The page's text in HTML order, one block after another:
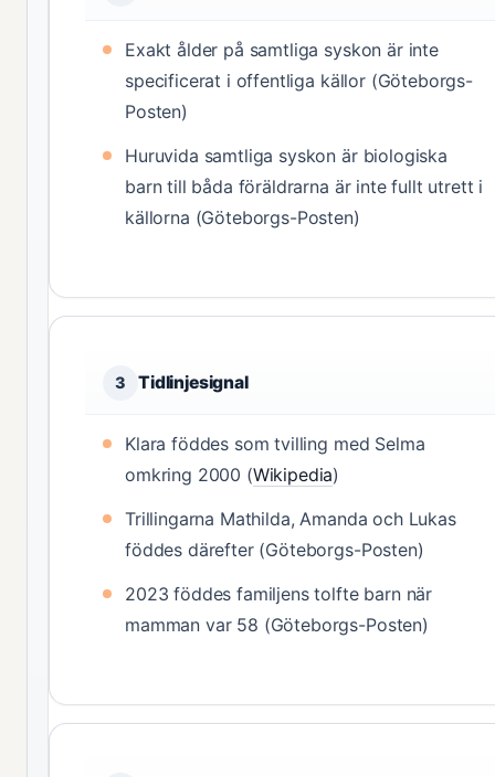
Exakt ålder på samtliga syskon är inte
specificerat i offentliga källor (Göteborgs-
Posten)
Huruvida samtliga syskon är biologiska
barn till båda föräldrarna är inte fullt utrett i
källorna (Göteborgs-Posten)
3 Tidlinjesignal
Klara föddes som tvilling med Selma
omkring 2000 (Wikipedia)
Trillingarna Mathilda, Amanda och Lukas
föddes därefter (Göteborgs-Posten)
2023 föddes familjens tolfte barn när
mamman var 58 (Göteborgs-Posten)